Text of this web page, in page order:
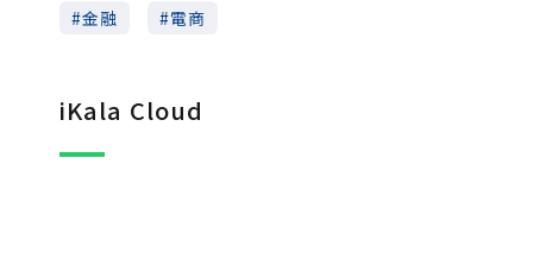
金融
電商
iKala Cloud